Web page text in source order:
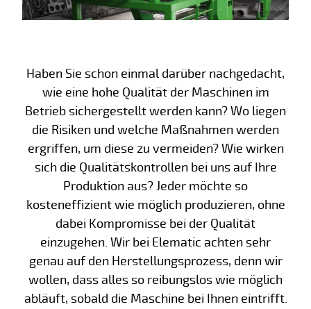
Haben Sie schon einmal darüber nachgedacht,
wie eine hohe Qualität der Maschinen im
Betrieb sichergestellt werden kann? Wo liegen
die Risiken und welche Maßnahmen werden
ergriffen, um diese zu vermeiden? Wie wirken
sich die Qualitätskontrollen bei uns auf Ihre
Produktion aus? Jeder möchte so
kosteneffizient wie möglich produzieren, ohne
dabei Kompromisse bei der Qualität
einzugehen. Wir bei Elematic achten sehr
genau auf den Herstellungsprozess, denn wir
wollen, dass alles so reibungslos wie möglich
abläuft, sobald die Maschine bei Ihnen eintrifft.